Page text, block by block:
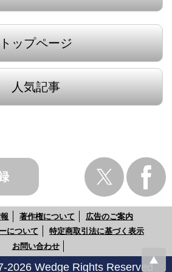
トップページ
人気記事
著作権について
広告のご案内
について
特定商取引法に基づく表示
お問い合わせ
2026 Wedge Rights Reserved